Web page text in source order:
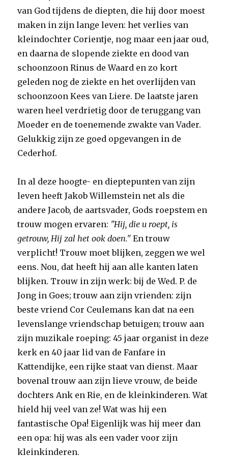
van God tijdens de diepten, die hij door moest
maken in zijn lange leven: het verlies van
kleindochter Corientje, nog maar een jaar oud,
en daarna de slopende ziekte en dood van
schoonzoon Rinus de Waard en zo kort
geleden nog de ziekte en het overlijden van
schoonzoon Kees van Liere. De laatste jaren
waren heel verdrietig door de teruggang van
Moeder en de toenemende zwakte van Vader.
Gelukkig zijn ze goed opgevangen in de
Cederhof.
In al deze hoogte- en dieptepunten van zijn
leven heeft Jakob Willemstein net als die
andere Jacob, de aartsvader, Gods roepstem en
trouw mogen ervaren: "Hij, die u roept, is
getrouw, Hij zal het ook doen." En trouw
verplicht! Trouw moet blijken, zeggen we wel
eens. Nou, dat heeft hij aan alle kanten laten
blijken. Trouw in zijn werk: bij de Wed. P. de
Jong in Goes; trouw aan zijn vrienden: zijn
beste vriend Cor Ceulemans kan dat na een
levenslange vriendschap betuigen; trouw aan
zijn muzikale roeping: 45 jaar organist in deze
kerk en 40 jaar lid van de Fanfare in
Kattendijke, een rijke staat van dienst. Maar
bovenal trouw aan zijn lieve vrouw, de beide
dochters Ank en Rie, en de kleinkinderen. Wat
hield hij veel van ze! Wat was hij een
fantastische Opa! Eigenlijk was hij meer dan
een opa: hij was als een vader voor zijn
kleinkinderen.